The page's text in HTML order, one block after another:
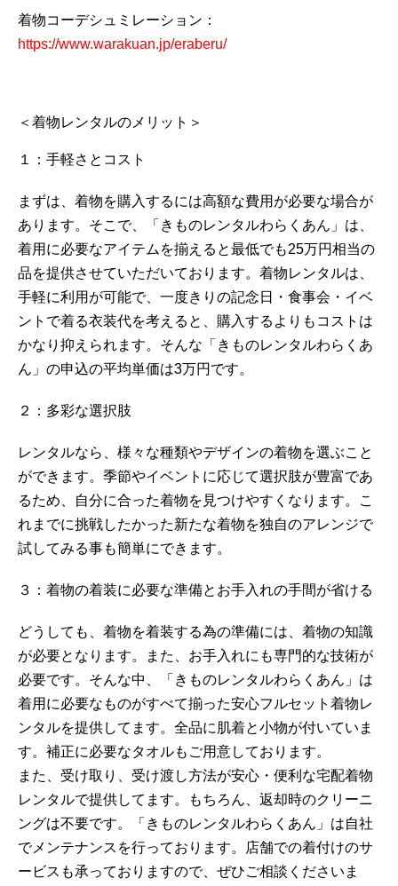
着物コーデシュミレーション：
https://www.warakuan.jp/eraberu/
＜着物レンタルのメリット＞
１：手軽さとコスト
まずは、着物を購入するには高額な費用が必要な場合が
あります。そこで、「きものレンタルわらくあん」は、
着用に必要なアイテムを揃えると最低でも25万円相当の
品を提供させていただいております。着物レンタルは、
手軽に利用が可能で、一度きりの記念日・食事会・イベ
ントで着る衣装代を考えると、購入するよりもコストは
かなり抑えられます。そんな「きものレンタルわらくあ
ん」の申込の平均単価は3万円です。
２：多彩な選択肢
レンタルなら、様々な種類やデザインの着物を選ぶこと
ができます。季節やイベントに応じて選択肢が豊富であ
るため、自分に合った着物を見つけやすくなります。こ
れまでに挑戦したかった新たな着物を独自のアレンジで
試してみる事も簡単にできます。
３：着物の着装に必要な準備とお手入れの手間が省ける
どうしても、着物を着装する為の準備には、着物の知識
が必要となります。また、お手入れにも専門的な技術が
必要です。そんな中、「きものレンタルわらくあん」は
着用に必要なものがすべて揃った安心フルセット着物レ
ンタルを提供してます。全品に肌着と小物が付いていま
す。補正に必要なタオルもご用意しております。
また、受け取り、受け渡し方法が安心・便利な宅配着物
レンタルで提供してます。もちろん、返却時のクリーニ
ングは不要です。「きものレンタルわらくあん」は自社
でメンテナンスを行っております。店舗での着付けのサ
ービスも承っておりますので、ぜひご相談くださいま